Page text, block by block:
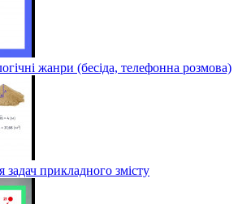
жанри (бесіда, телефонна розмова)
задач прикладного змісту